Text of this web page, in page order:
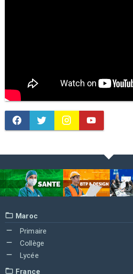
Maroc
Primaire
Collège
Lycée
France